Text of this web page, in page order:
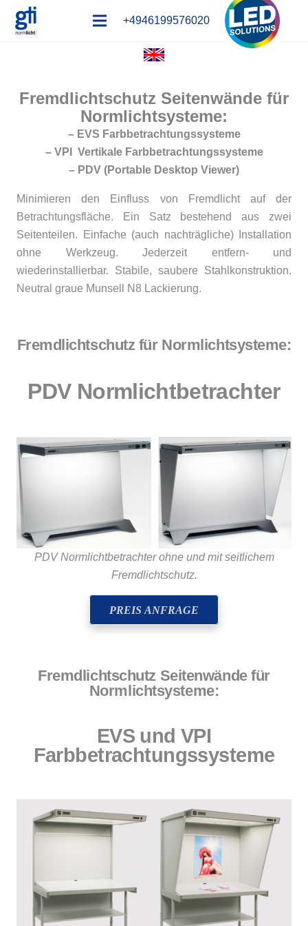
+4946199576020
Fremdlichtschutz Seitenwände für
Normlichtsysteme:
– EVS Farbbetrachtungssysteme
– VPI Vertikale Farbbetrachtungssysteme
– PDV (Portable Desktop Viewer)
Minimieren den Einfluss von Fremdlicht auf der
Betrachtungsfläche. Ein Satz bestehend aus zwei
Seitenteilen. Einfache (auch nachträgliche) Installation
ohne Werkzeug. Jederzeit entfern- und
wiederinstallierbar. Stabile, saubere Stahlkonstruktion.
Neutral graue Munsell N8 Lackierung.
Fremdlichtschutz für Normlichtsysteme:
PDV Normlichtbetrachter
PDV Normlichtbetrachter ohne und mit seitlichem
Fremdlichtschutz.
PREIS ANFRAGE
Fremdlichtschutz Seitenwände für
Normlichtsysteme:
EVS und VPI
Farbbetrachtungssysteme